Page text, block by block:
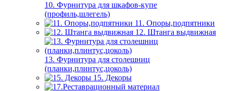
10. Фурнитура для шкафов-купе
(профиль,шлегель)
11. Опоры,подпятники
12. Штанга выдвижная
13. Фурнитура для столешниц
(планки,плинтус,цоколь)
15. Декоры